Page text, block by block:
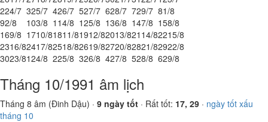
224/7 325/7 426/7 527/7 628/7 729/7 81/8
92/8 103/8 114/8 125/8 136/8 147/8 158/8
169/8 1710/81811/81912/82013/821 14/82215/8
2316/82417/82518/82619/82720/82821/82922/8
3023/8124/8 225/8 326/8 427/8 528/8 629/8
Tháng 10/1991 âm lịch
Tháng 8 âm (Đinh Dậu) · 9 ngày tốt · Rất tốt: 17, 29 · ngày tốt xấu
tháng 10